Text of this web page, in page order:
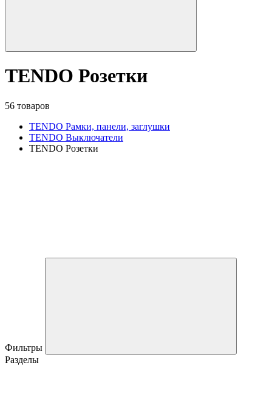
TENDO Розетки
56 товаров
TENDO Рамки, панели, заглушки
TENDO Выключатели
TENDO Розетки
Фильтры
Разделы